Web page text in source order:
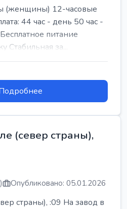
(женщины) 12-часовые
44 час - день 50 час -
питание
Стабильная за...
(север страны),
Опубликовано: 05.01.2026
страны), :09 На завод в